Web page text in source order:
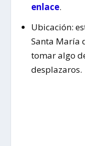
enlace.
Ubicación:
Santa María
tomar algo
desplazaros.